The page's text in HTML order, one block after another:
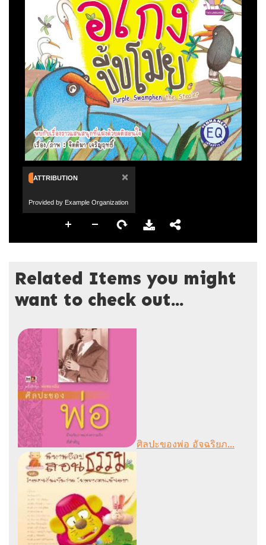
ATTRIBUTION ×
Provided by Example Organization
Related Items you might
want to check out...
ศิลปะของพ่อ อัจฉริยภ...